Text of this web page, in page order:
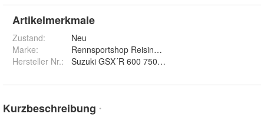
Artikelmerkmale
Zustand:
Neu
Marke:
Rennsportshop Reisinger
Hersteller Nr.:
Suzuki GSX´R 600 750 SRAD 96-99
Kurzbeschreibung *